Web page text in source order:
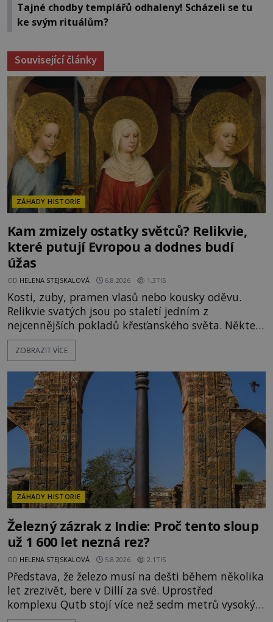
Tajné chodby templářů odhaleny! Scházeli se tu
ke svým rituálům?
Související články
ZÁHADY HISTORIE
Kam zmizely ostatky světců? Relikvie,
které putují Evropou a dodnes budí
úžas
OD HELENA STEJSKALOVÁ 6.8.2026 1.3TIS
Kosti, zuby, pramen vlasů nebo kousky oděvu.
Relikvie svatých jsou po staletí jedním z
nejcennějších pokladů křesťanského světa. Některé
mají pečlivě doloženou historii, jiné provází
záhady, krádeže i nečekané objevy. Jejich osudy
o skutečné historické události. Ve středověké
Evropě mají relikvie mimořádnou hodnotu. Nejsou
jen předmětem úcty
ZOBRAZIT VÍCE
ZÁHADY HISTORIE
Železný zázrak z Indie: Proč tento sloup
už 1 600 let nezná rez?
OD HELENA STEJSKALOVÁ 5.8.2026 2.1TIS
Představa, že železo musí na dešti během několika
let zrezivět, bere v Dillí za své. Uprostřed
komplexu Qutb stojí více než sedm metrů vysoký
železný sloup, který už přibližně 1 600 let odolává